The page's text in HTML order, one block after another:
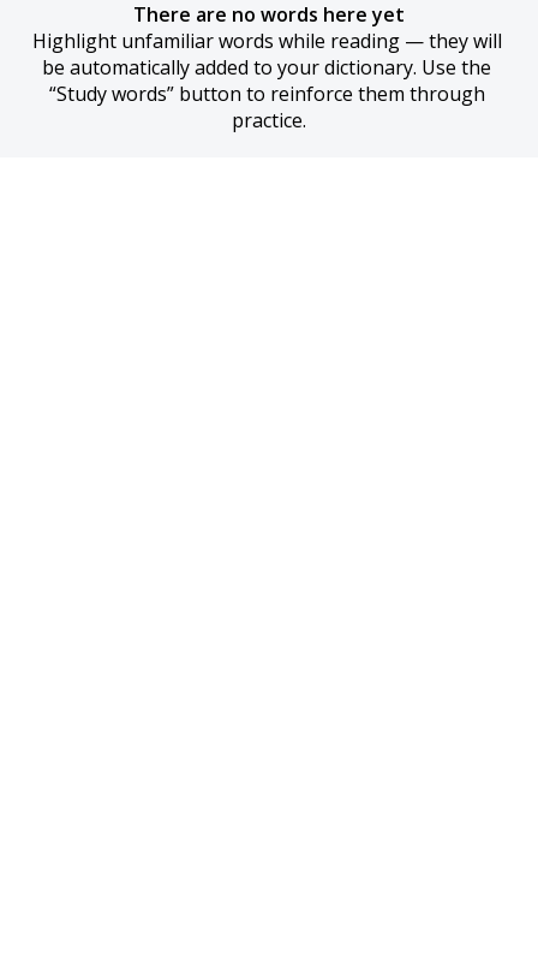
There are no words here yet
Highlight unfamiliar words while reading — they will
be automatically added to your dictionary. Use the
“Study words” button to reinforce them through
practice.